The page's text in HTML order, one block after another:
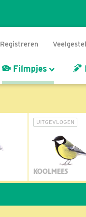
Registreren
Filmpjes
UITGEVLOGEN
KOOLMEES
Wil